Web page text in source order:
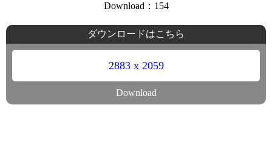
Download：154
ダウンロードはこちら
2883 x 2059
Download